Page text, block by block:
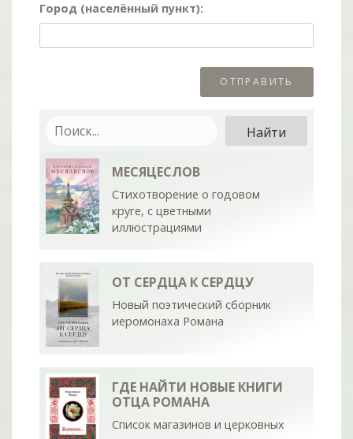
Город (населённый пункт):
МЕСЯЦЕСЛОВ
Стихотворение о годовом
круге, с цветными
иллюстрациями
ОТ СЕРДЦА К СЕРДЦУ
Новый поэтический сборник
иеромонаха Романа
ГДЕ НАЙТИ НОВЫЕ КНИГИ
ОТЦА РОМАНА
Список магазинов и церковных